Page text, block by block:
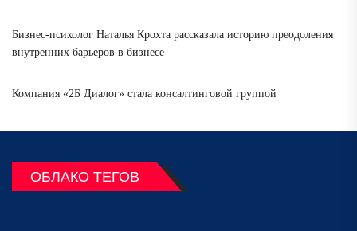
Бизнес-психолог Наталья Крохта рассказала историю преодоления
внутренних барьеров в бизнесе
Компания «2Б Диалог» стала консалтинговой группой
ОБЛАКО ТЕГОВ